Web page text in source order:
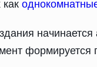
формируется